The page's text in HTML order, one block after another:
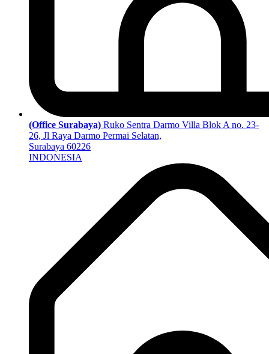
(Office Surabaya) Ruko Sentra Darmo Villa Blok A no. 23-
26, Jl Raya Darmo Permai Selatan,
Surabaya 60226
INDONESIA